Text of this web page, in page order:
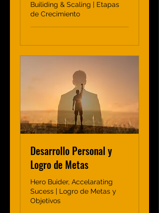
Builiding & Scaling | Etapas
de Crecimiento
Desarrollo Personal y
Logro de Metas
Hero Buider, Accelarating
Sucess | Logro de Metas y
Objetivos